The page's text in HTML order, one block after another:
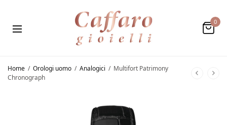
0
Home / Orologi uomo / Analogici / Multifort Patrimony
Chronograph